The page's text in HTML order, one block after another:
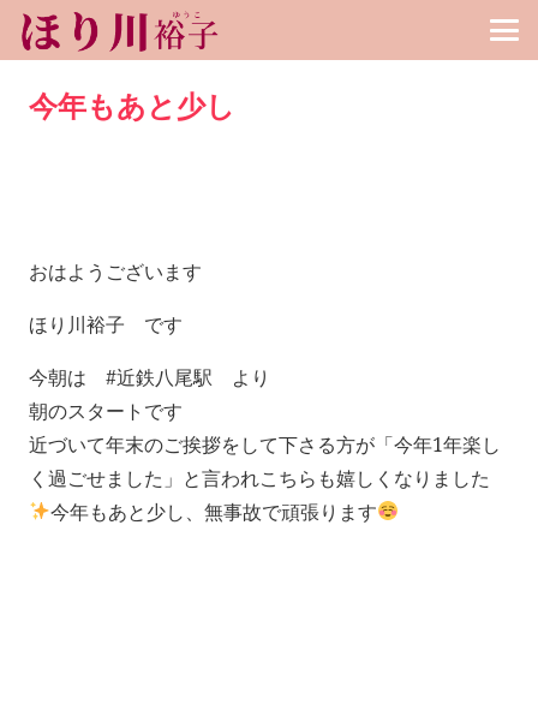
今年もあと少し
おはようございます
ほり川裕子 です
今朝は #近鉄八尾駅 より
朝のスタートです
近づいて年末のご挨拶をして下さる方が「今年1年楽し
く過ごせました」と言われこちらも嬉しくなりました
今年もあと少し、無事故で頑張ります